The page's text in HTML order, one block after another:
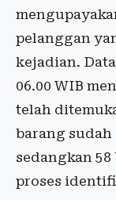
pelanggan
kejadian.
06.00 WIB
telah
barang
sedangkan
proses